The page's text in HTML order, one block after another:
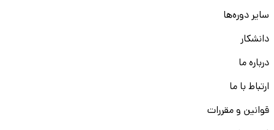
سایر دوره‌ها
دانشکار
درباره ما
ارتباط با ما
قوانین و مقررات